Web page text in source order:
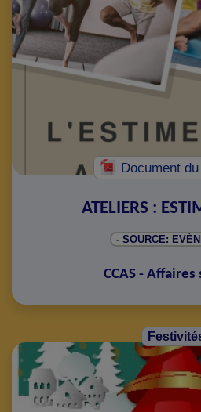
Document
ATELIERS :
- SOURCE:
CCAS - Affaires